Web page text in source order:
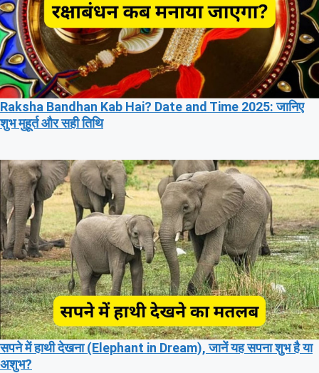
Raksha Bandhan Kab Hai? Date and Time 2025: जानिए
शुभ मुहूर्त और सही तिथि
सपने में हाथी देखना (Elephant in Dream), जानें यह सपना शुभ है या
अशुभ?